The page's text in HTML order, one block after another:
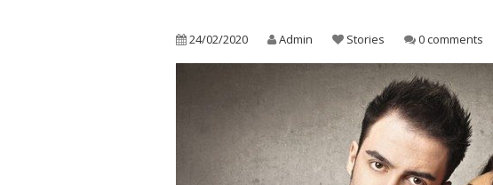
24/02/2020 Admin Stories 0 comments